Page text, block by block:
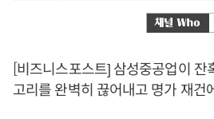
[비즈니스포스트] 삼성중공업이 잔
고리를 완벽히 끊어내고 명가 재건